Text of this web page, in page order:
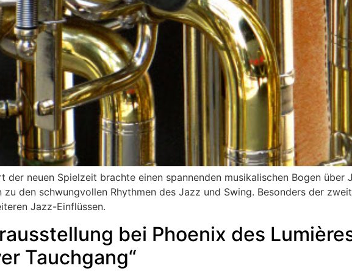
der neuen Spielzeit brachte einen spannenden musikalischen Bogen
zu den schwungvollen Rhythmen des Jazz und Swing. Besonders der
Jazz-Einflüssen.
bei Phoenix des
Tauchgang“